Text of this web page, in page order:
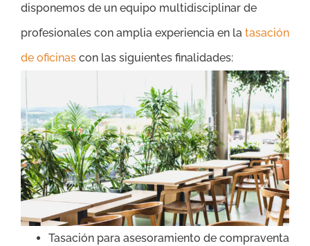
disponemos de un equipo multidisciplinar de
profesionales con amplia experiencia en la tasación
de oficinas con las siguientes finalidades:
Tasación para asesoramiento de compraventa